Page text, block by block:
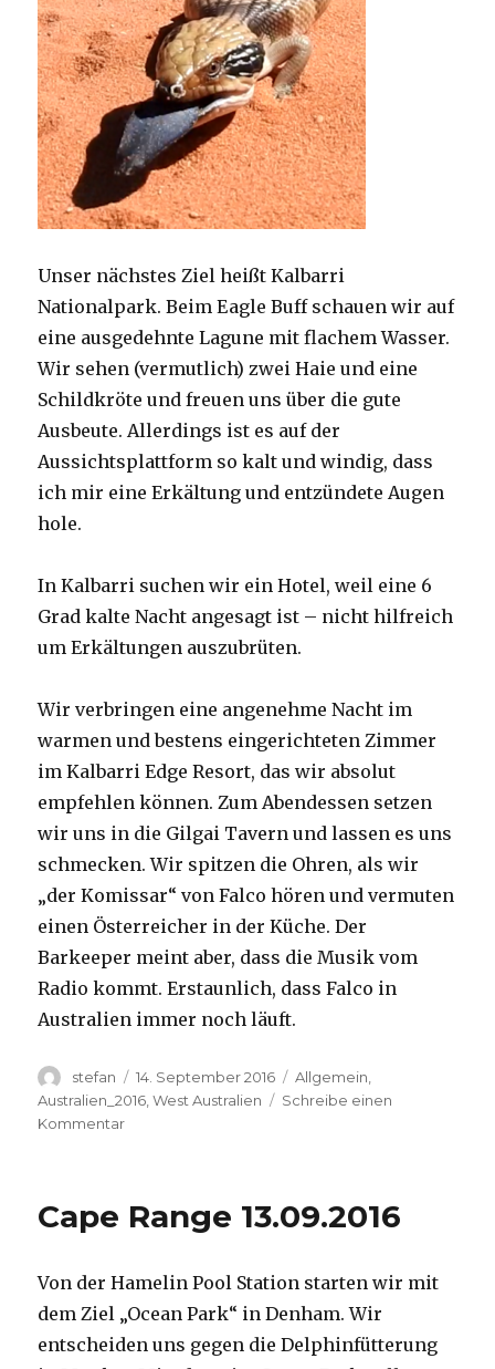
Unser nächstes Ziel heißt Kalbarri
Nationalpark. Beim Eagle Buff schauen wir auf
eine ausgedehnte Lagune mit flachem Wasser.
Wir sehen (vermutlich) zwei Haie und eine
Schildkröte und freuen uns über die gute
Ausbeute. Allerdings ist es auf der
Aussichtsplattform so kalt und windig, dass
ich mir eine Erkältung und entzündete Augen
hole.
In Kalbarri suchen wir ein Hotel, weil eine 6
Grad kalte Nacht angesagt ist – nicht hilfreich
um Erkältungen auszubrüten.
Wir verbringen eine angenehme Nacht im
warmen und bestens eingerichteten Zimmer
im Kalbarri Edge Resort, das wir absolut
empfehlen können. Zum Abendessen setzen
wir uns in die Gilgai Tavern und lassen es uns
schmecken. Wir spitzen die Ohren, als wir
„der Komissar“ von Falco hören und vermuten
einen Österreicher in der Küche. Der
Barkeeper meint aber, dass die Musik vom
Radio kommt. Erstaunlich, dass Falco in
Australien immer noch läuft.
Autor
stefan
Veröffentlicht
am
14. September 2016 Kategorien
Allgemein
Australien_2016 ,West Australien
Schreibe einen
Kommentarzu
Cape Range 13.09.2016
Von der Hamelin Pool Station starten wir mit
dem Ziel „Ocean Park“ in Denham. Wir
entscheiden uns gegen die Delphinfütterung